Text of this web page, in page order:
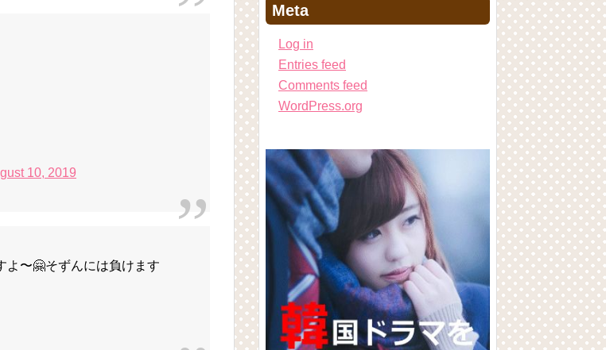
10, 2019
よ〜🤗そずんには負けます
Meta
Log in
Entries feed
Comments feed
WordPress.org